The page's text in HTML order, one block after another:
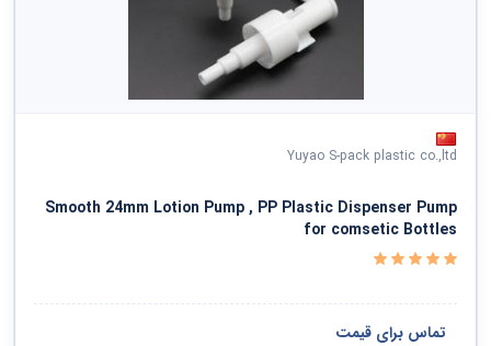
Yuyao S-pack plastic co.,ltd
Smooth 24mm Lotion Pump , PP Plastic Dispenser Pump
for comsetic Bottles
تماس برای قیمت